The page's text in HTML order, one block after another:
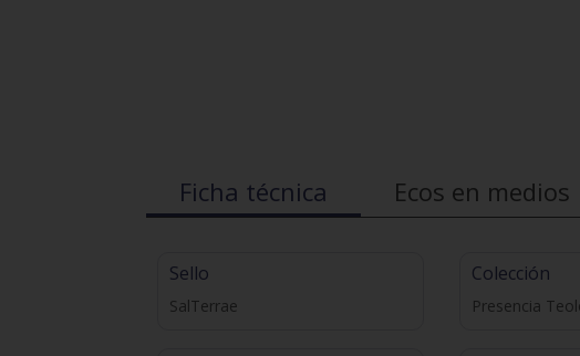
Ficha técnica Ecos en medios
Sello
SalTerrae
Colección
Presencia